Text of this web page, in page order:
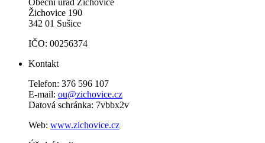
Obecní úřad Žichovice
Žichovice 190
342 01 Sušice
IČO: 00256374
Kontakt
Telefon: 376 596 107
E-mail: ou@zichovice.cz
Datová schránka: 7vbbx2v
Web: www.zichovice.cz